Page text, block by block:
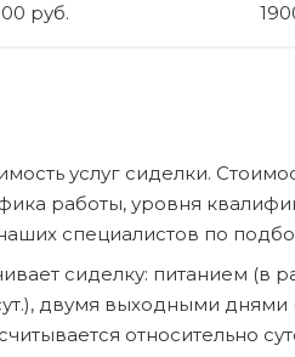
руб.
услуг сиделки.
работы, уровня
специалистов по
сиделку: питанием (в
двумя выходными днями
относительно